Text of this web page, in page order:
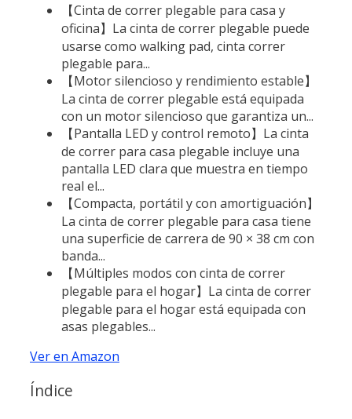
【Cinta de correr plegable para casa y
oficina】La cinta de correr plegable puede
usarse como walking pad, cinta correr
plegable para...
【Motor silencioso y rendimiento estable】
La cinta de correr plegable está equipada
con un motor silencioso que garantiza un...
【Pantalla LED y control remoto】La cinta
de correr para casa plegable incluye una
pantalla LED clara que muestra en tiempo
real el...
【Compacta, portátil y con amortiguación】
La cinta de correr plegable para casa tiene
una superficie de carrera de 90 × 38 cm con
banda...
【Múltiples modos con cinta de correr
plegable para el hogar】La cinta de correr
plegable para el hogar está equipada con
asas plegables...
Ver en Amazon
Índice